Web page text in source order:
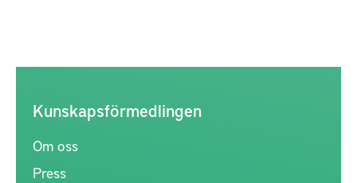
Kunskapsförmedlingen
Om oss
Press